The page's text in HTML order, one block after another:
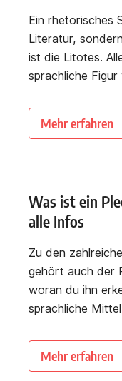
Ein rhetorisches
Literatur,
ist die Litotes.
sprachliche
Mehr erfahren
Was ist ein
alle Infos
Zu den
gehört auch der
woran du ihn
sprachliche
Mehr erfahren